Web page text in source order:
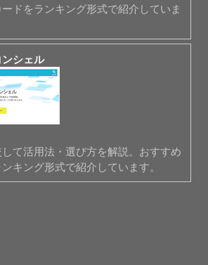
ドをランキング形式で紹介していま
シェル
て活用法・選び方を解説。おすすめ
キング形式で紹介しています。